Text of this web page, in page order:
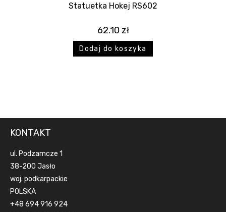
Statuetka Hokej RS602
62.10 zł
Dodaj do koszyka
KONTAKT
ul. Podzamcze 1
38-200 Jasło
woj. podkarpackie
POLSKA
+48 694 916 924